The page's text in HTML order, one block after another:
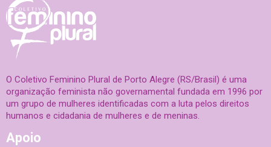
O Coletivo Feminino Plural de Porto Alegre (RS/Brasil) é uma
organização feminista não governamental fundada em 1996 por
um grupo de mulheres identificadas com a luta pelos direitos
humanos e cidadania de mulheres e de meninas.
Apoio